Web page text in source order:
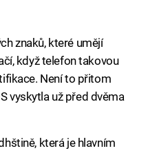
znaků, které umějí
když telefon takovou
Není to přitom
vyskytla už před dvěma
která je hlavním